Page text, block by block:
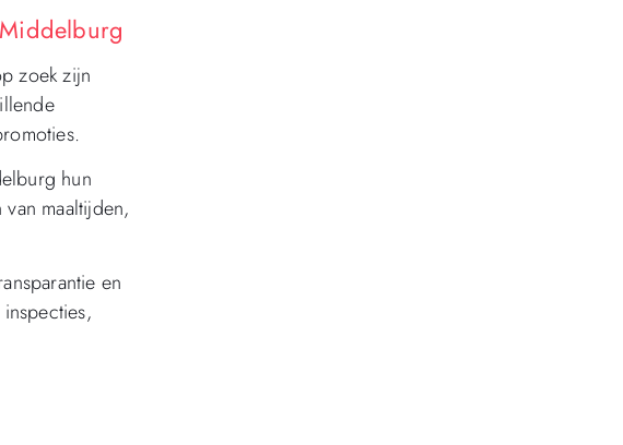
zoek zijn
hun
maaltijden,
en